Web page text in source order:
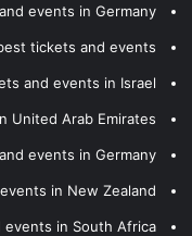
events in Germany
tickets and events
and events in Israel
United Arab Emirates
events in Germany
in New Zealand
events in South Africa